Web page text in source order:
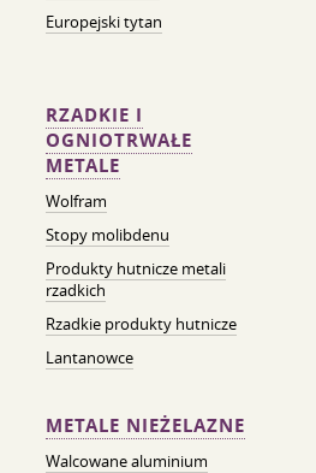
Europejski tytan
RZADKIE I
OGNIOTRWAŁE
METALE
Wolfram
Stopy molibdenu
Produkty hutnicze metali
rzadkich
Rzadkie produkty hutnicze
Lantanowce
METALE NIEŻELAZNE
Walcowane aluminium